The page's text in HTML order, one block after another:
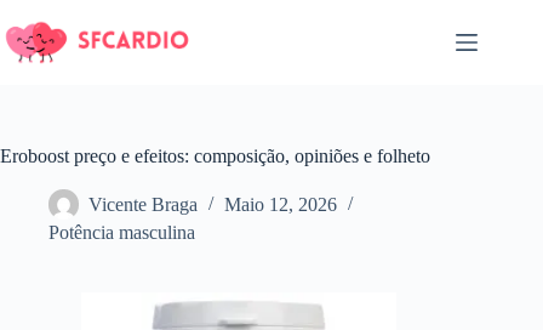
para
Eroboost preço e efeitos: composição, opiniões e folheto
Vicente Braga
Maio 12, 2026
Potência masculina